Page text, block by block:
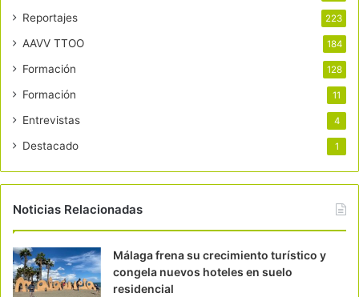
Reportajes 223
AAVV TTOO 184
Formación 128
Formación 11
Entrevistas 4
Destacado 1
Noticias Relacionadas
Málaga frena su crecimiento turístico y
congela nuevos hoteles en suelo
residencial